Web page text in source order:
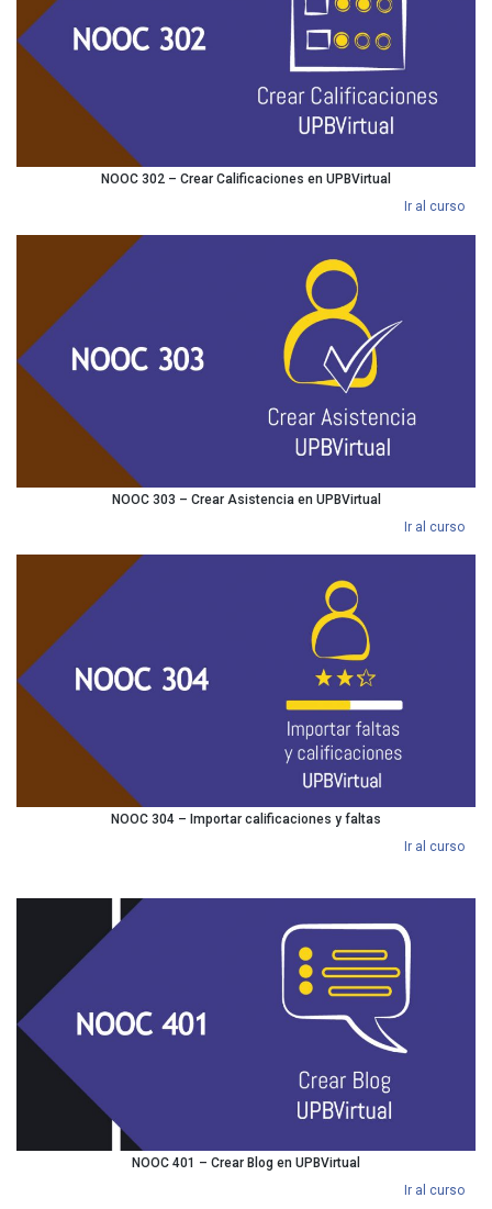
NOOC 302 – Crear Calificaciones en UPBVirtual
Ir al curso
NOOC 303 – Crear Asistencia en UPBVirtual
Ir al curso
NOOC 304 – Importar calificaciones y faltas
Ir al curso
NOOC 401 – Crear Blog en UPBVirtual
Ir al curso